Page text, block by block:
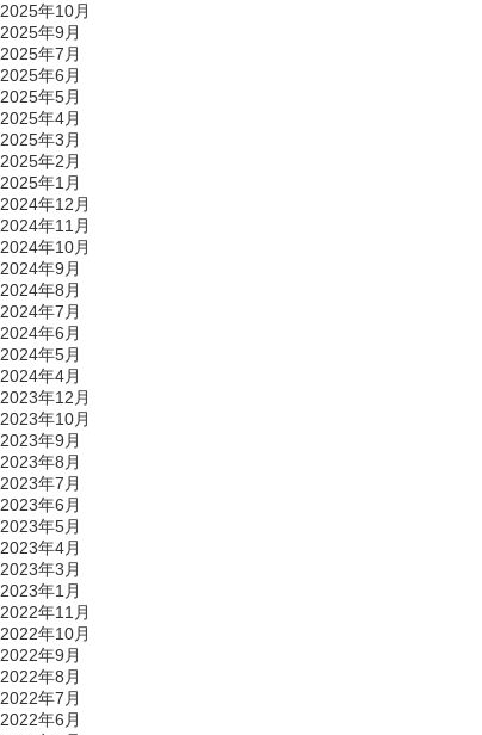
2025年10月
2025年9月
2025年7月
2025年6月
2025年5月
2025年4月
2025年3月
2025年2月
2025年1月
2024年12月
2024年11月
2024年10月
2024年9月
2024年8月
2024年7月
2024年6月
2024年5月
2024年4月
2023年12月
2023年10月
2023年9月
2023年8月
2023年7月
2023年6月
2023年5月
2023年4月
2023年3月
2023年1月
2022年11月
2022年10月
2022年9月
2022年8月
2022年7月
2022年6月